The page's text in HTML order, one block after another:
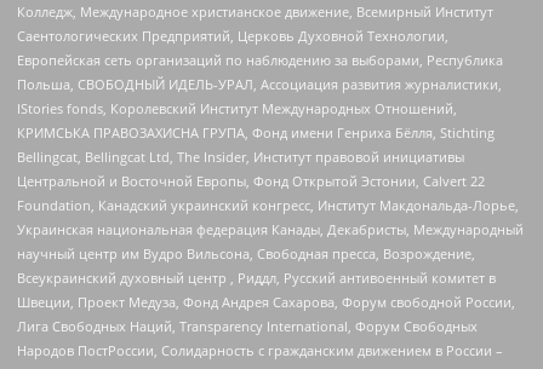
Колледж, Международное христианское движение, Всемирный Институт
Саентологических Предприятий, Церковь Духовной Технологии,
Европейская сеть организаций по наблюдению за выборами, Республика
Польша, СВОБОДНЫЙ ИДЕЛЬ-УРАЛ, Ассоциация развития журналистики,
IStories fonds, Королевский Институт Международных Отношений,
КРИМСЬКА ПРАВОЗАХИСНА ГРУПА, Фонд имени Генриха Бёлля, Stichting
Bellingcat, Bellingcat Ltd, The Insider, Институт правовой инициативы
Центральной и Восточной Европы, Фонд Открытой Эстонии, Calvert 22
Foundation, Канадский украинский конгресс, Институт Макдональда-Лорье,
Украинская национальная федерация Канады, Декабристы, Международный
научный центр им Вудро Вильсона, Свободная пресса, Возрождение,
Всеукраинский духовный центр , Риддл, Русский антивоенный комитет в
Швеции, Проект Медуза, Фонд Андрея Сахарова, Форум свободной России,
Лига Свободных Наций, Transparеncy International, Форум Свободных
Народов ПостРоссии, Солидарность с гражданским движением в России –